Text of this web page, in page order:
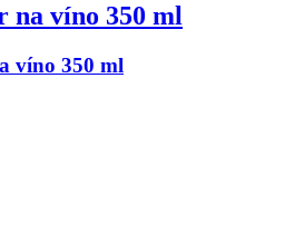
na víno 350 ml
víno 350 ml